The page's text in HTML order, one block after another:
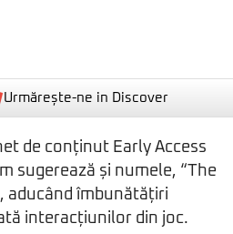
Urmărește-ne in Discover
de conținut Early Access
sugerează și numele, “The
aducând îmbunătățiri
interacțiunilor din joc.